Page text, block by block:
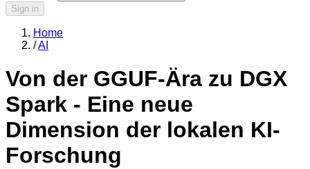
Sign in
Home
/AI
Von der GGUF-Ära zu DGX
Spark - Eine neue
Dimension der lokalen KI-
Forschung